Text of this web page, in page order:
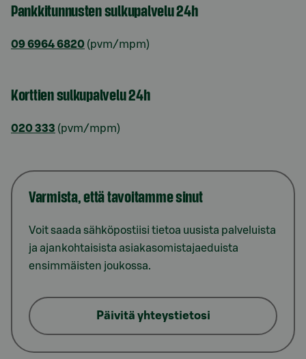
Pankkitunnusten sulkupalvelu 24h
09 6964 6820 (pvm/mpm)
Korttien sulkupalvelu 24h
020 333 (pvm/mpm)
Varmista, että tavoitamme sinut
Voit saada sähköpostiisi tietoa uusista palveluista
ja ajankohtaisista asiakasomistajaeduista
ensimmäisten joukossa.
Päivitä yhteystietosi